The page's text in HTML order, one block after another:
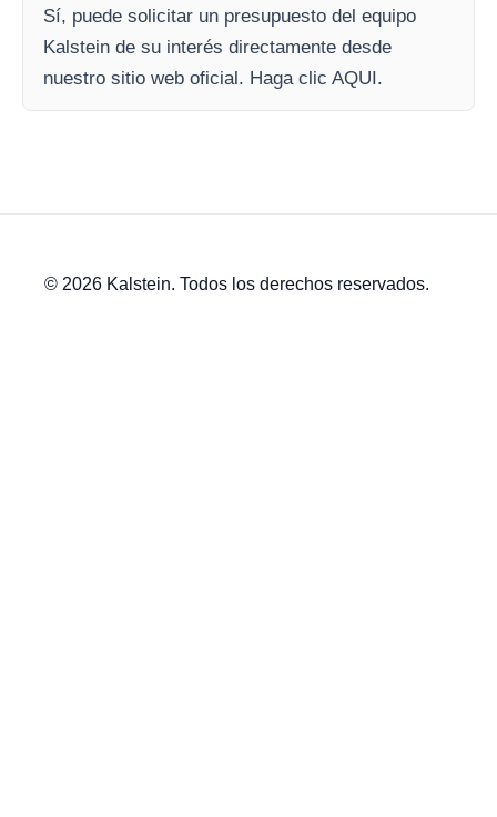
Sí, puede solicitar un presupuesto del equipo
Kalstein de su interés directamente desde
nuestro sitio web oficial. Haga clic AQUI.
© 2026 Kalstein. Todos los derechos reservados.